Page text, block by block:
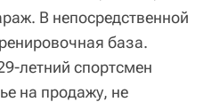
В непосредственной
база.
летний спортсмен
на продажу, не